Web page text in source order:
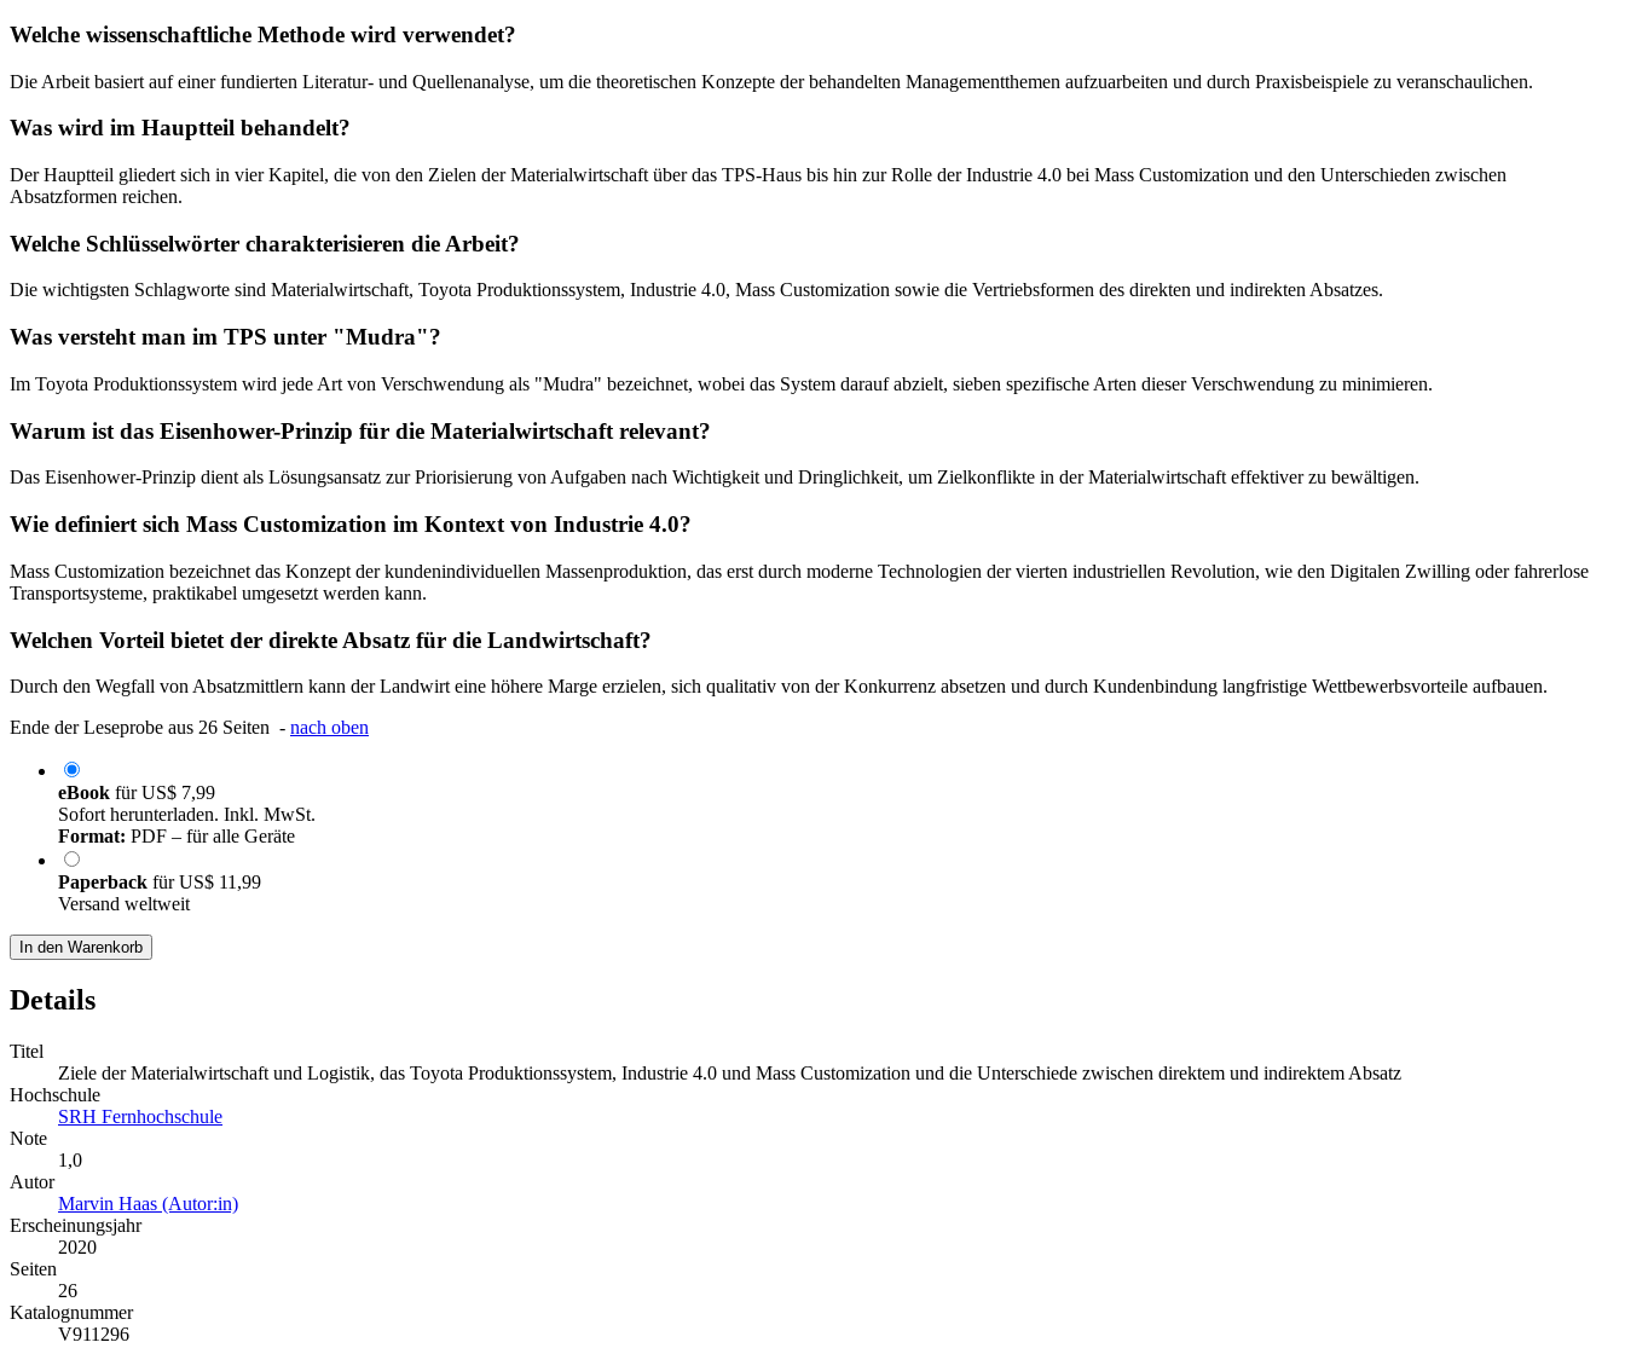
Welche wissenschaftliche Methode wird verwendet?
Die Arbeit basiert auf einer fundierten Literatur- und Quellenanalyse, um die theoretischen Konzepte der behandelten Managementthemen aufzuarbeiten und durch Praxisbeispiele zu veranschaulichen.
Was wird im Hauptteil behandelt?
Der Hauptteil gliedert sich in vier Kapitel, die von den Zielen der Materialwirtschaft über das TPS-Haus bis hin zur Rolle der Industrie 4.0 bei Mass Customization und den Unterschieden zwischen
Absatzformen reichen.
Welche Schlüsselwörter charakterisieren die Arbeit?
Die wichtigsten Schlagworte sind Materialwirtschaft, Toyota Produktionssystem, Industrie 4.0, Mass Customization sowie die Vertriebsformen des direkten und indirekten Absatzes.
Was versteht man im TPS unter "Mudra"?
Im Toyota Produktionssystem wird jede Art von Verschwendung als "Mudra" bezeichnet, wobei das System darauf abzielt, sieben spezifische Arten dieser Verschwendung zu minimieren.
Warum ist das Eisenhower-Prinzip für die Materialwirtschaft relevant?
Das Eisenhower-Prinzip dient als Lösungsansatz zur Priorisierung von Aufgaben nach Wichtigkeit und Dringlichkeit, um Zielkonflikte in der Materialwirtschaft effektiver zu bewältigen.
Wie definiert sich Mass Customization im Kontext von Industrie 4.0?
Mass Customization bezeichnet das Konzept der kundenindividuellen Massenproduktion, das erst durch moderne Technologien der vierten industriellen Revolution, wie den Digitalen Zwilling oder fahrerlose
Transportsysteme, praktikabel umgesetzt werden kann.
Welchen Vorteil bietet der direkte Absatz für die Landwirtschaft?
Durch den Wegfall von Absatzmittlern kann der Landwirt eine höhere Marge erzielen, sich qualitativ von der Konkurrenz absetzen und durch Kundenbindung langfristige Wettbewerbsvorteile aufbauen.
Ende der Leseprobe aus 26 Seiten - nach oben
eBook fürUS$ 7,99
Sofort herunterladen. Inkl. MwSt.
Format: PDF – für alle Geräte
Paperback fürUS$ 11,99
Versand weltweit
In den Warenkorb
Details
Titel
Ziele der Materialwirtschaft und Logistik, das Toyota Produktionssystem, Industrie 4.0 und Mass Customization und die Unterschiede zwischen direktem und indirektem Absatz
Hochschule
SRH Fernhochschule
Note
1,0
Autor
Marvin Haas (Autor:in)
Erscheinungsjahr
2020
Seiten
26
Katalognummer
V911296